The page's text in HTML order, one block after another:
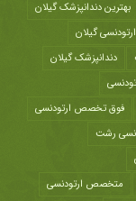
بهترین دندانپزشک گیلان
گیلان
دندانپزشک گیلان
فوق تخصص ارتودنسی
رشت
متخصص ارتودنسی